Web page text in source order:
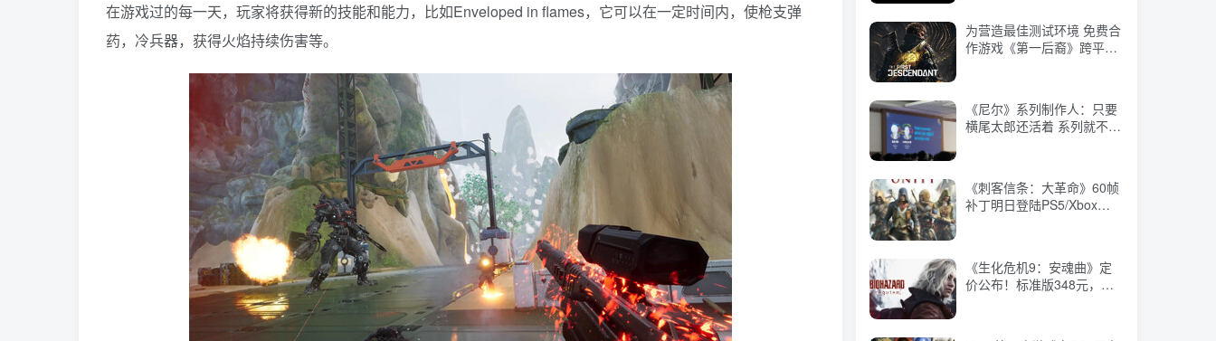
在游戏过的每一天，玩家将获得新的技能和能力，比如Enveloped in flames，它可以在一定时间内，使枪支弹
药，冷兵器，获得火焰持续伤害等。
《尼尔》系列制作人：只要
横尾太郎还活着 系列就不会
完结
《刺客信条：大革命》60帧
补丁明日登陆PS5/Xbox
Series，Xbox玩家可免费试
《生化危机9：安魂曲》定
价公布！标准版348元，豪
华版398元，推荐配置RTX
Xbox第一方游戏在PS5平台
的惊人表现，或将超越索尼
《暗黑4》赛季通行证奖励
为营造最佳测试环境 免费合
作游戏《第一后裔》跨平台
《尼尔》系列制作人：只要
横尾太郎还活着 系列就不会
《刺客信条：大革命》60帧
补丁明日登陆PS5/Xbox
《生化危机9：安魂曲》定
价公布！标准版348元，豪